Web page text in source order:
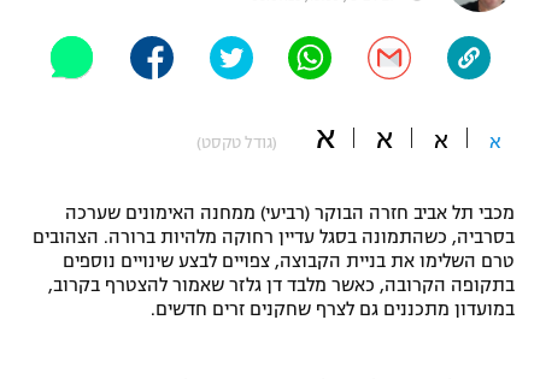
"מחצית בשכונה" – פודקאסט
תקנון עבור פעילות אלקטרה
תקנון עבור פעילות ספורט 1 – "מרלן"
גיימינג E-Sports
אופניים
פוטבול אמריקאי NFL
בייסבול MLB
א א א א (גודל טקסט)
מכבי תל אביב חזרה הבוקר (רביעי) ממחנה האימונים שערכה
בסרביה, כשהתמונה בסגל עדיין רחוקה מלהיות ברורה. הצהובים
טרם השלימו את בניית הקבוצה, צפויים לבצע שינויים נוספים
בתקופה הקרובה, כאשר מלבד דן גלזר שאמור להצטרף בקרוב,
במועדון מתכננים גם לצרף שחקנים זרים חדשים.